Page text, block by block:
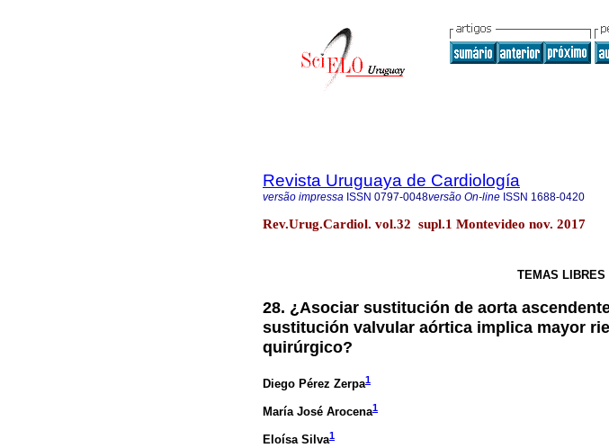
Revista Uruguaya de Cardiología
versão impressa ISSN 0797-0048versão On-line ISSN 1688-0420
Rev.Urug.Cardiol. vol.32 supl.1 Montevideo nov. 2017
TEMAS LIBRES
28. ¿Asociar sustitución de aorta
sustitución valvular aórtica implica mayor
quirúrgico?
Diego Pérez Zerpa1
María José Arocena1
Eloísa Silva1